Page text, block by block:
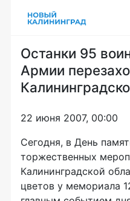
Останки 95
Армии
22 июня 2007, 00:00
Сегодня, в День
торжественных
Калининградской
цветов у мемориала